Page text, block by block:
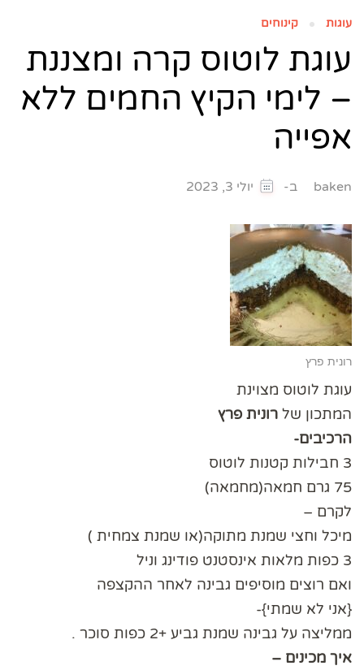
עוגות קינוחים
עוגת לוטוס קרה ומצננת
– לימי הקיץ החמים ללא
אפייה
baken ב- יולי 3, 2023
רונית פרץ
עוגת לוטוס מצוינת
המתכון של רונית פרץ
הרכיבים-
3 חבילות קטנות לוטוס
75 גרם חמאה(מחמאה)
לקרם –
מיכל וחצי שמנת מתוקה(או שמנת צמחית )
3 כפות מלאות אינסטנט פודינג וניל
ואם רוצים מוסיפים גבינה לאחר ההקצפה
{אני לא שמתי}-
ממליצה על גבינה שמנת גביע +2 כפות סוכר .
איך מכינים –